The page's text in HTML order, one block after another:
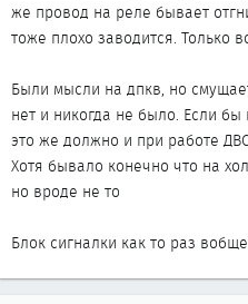
же провод на реле бывает
тоже плохо заводится. Только
Были мысли на дпкв, но
нет и никогда не было. Если
это же должно и при работе
Хотя бывало конечно что на
но вроде не то
Блок сигналки как то раз